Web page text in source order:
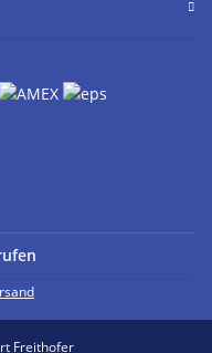
Freithofer